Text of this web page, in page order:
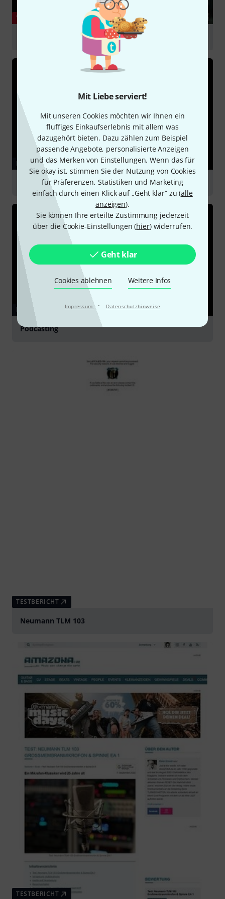
Mit Liebe serviert!
Mit unseren Cookies möchten wir Ihnen ein
fluffiges Einkaufserlebnis mit allem was
dazugehört bieten. Dazu zählen zum Beispiel
passende Angebote, personalisierte Anzeigen
und das Merken von Einstellungen. Wenn das für
Sie okay ist, stimmen Sie der Nutzung von Cookies
für Präferenzen, Statistiken und Marketing
einfach durch einen Klick auf „Geht klar“ zu (alle
anzeigen).
Sie können Ihre erteilte Zustimmung jederzeit
über die Cookie-Einstellungen (hier) widerrufen.
Geht klar
Cookies ablehnen Weitere Infos
Impressum · Datenschutzhinweise
YOUTUBE
Neumann TLM 103 Review Test
RATGEBER
Großmembranmikrofone
RATGEBER
Podcasting
TESTBERICHT
Neumann TLM 103
TESTBERICHT